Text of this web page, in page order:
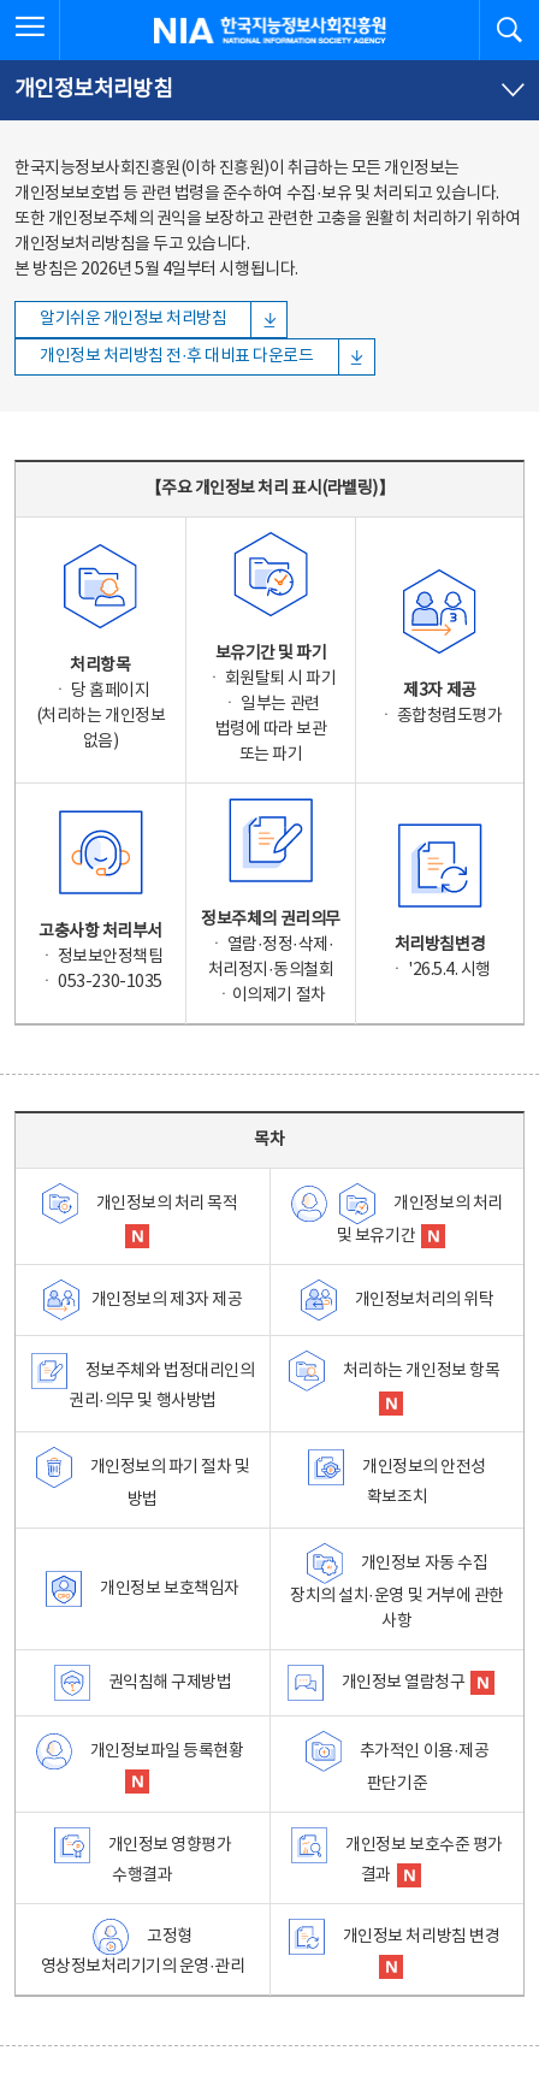
바로가기
바로가기
한국지능정보사회진흥원
개인정보처리방침
한국지능정보사회진흥원(이하 진흥원)이 취급하는 모든 개인정보는
개인정보보호법 등 관련 법령을 준수하여 수집·보유 및 처리되고 있습니다.
또한 개인정보주체의 권익을 보장하고 관련한 고충을 원활히 처리하기 위하여
개인정보처리방침을 두고 있습니다.
본 방침은 2026년 5월 4일부터 시행됩니다.
알기쉬운 개인정보 처리방침
개인정보 처리방침 전·후 대비표 다운로드
【주요 개인정보 처리 표시(라벨링)】
처리항목
ㆍ 당 홈페이지
(처리하는 개인정보
없음)
보유기간 및 파기
ㆍ 회원탈퇴 시 파기
ㆍ 일부는 관련
법령에 따라 보관
또는 파기
제3자 제공
ㆍ 종합청렴도평가
고충사항 처리부서
ㆍ 정보보안정책팀
ㆍ 053-230-1035
정보주체의 권리의무
ㆍ 열람·정정·삭제·
처리정지·동의철회
ㆍ이의제기 절차
처리방침변경
ㆍ '26.5.4. 시행
목차
개인정보의 처리 목적
개인정보의 처리
및 보유기간
개인정보의 제3자 제공 개인정보처리의 위탁
정보주체와 법정대리인의
권리·의무 및 행사방법
처리하는 개인정보 항목
개인정보의 파기 절차 및
방법
개인정보의 안전성
확보조치
개인정보 보호책임자
개인정보 자동 수집
장치의 설치·운영 및 거부에 관한
사항
권익침해 구제방법 개인정보 열람청구
개인정보파일 등록현황
추가적인 이용·제공
판단기준
개인정보 영향평가
수행결과
개인정보 보호수준 평가
결과
고정형
영상정보처리기기의 운영·관리
개인정보 처리방침 변경